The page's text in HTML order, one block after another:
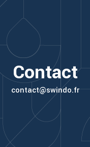
e
Contact
contact@swindo.fr